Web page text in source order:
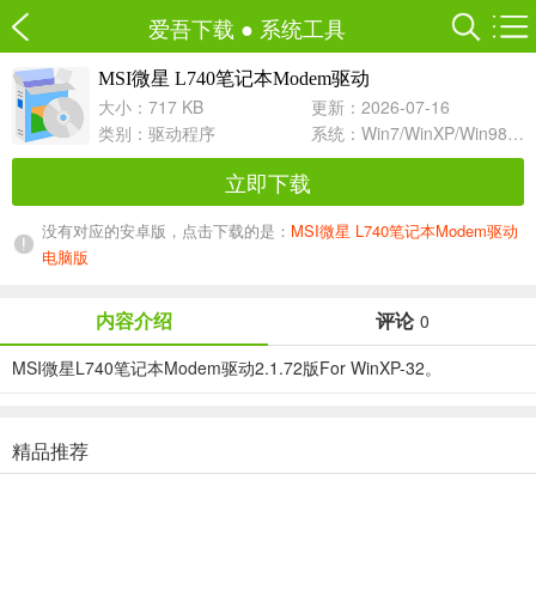
爱吾下载 ● 系统工具
MSI微星 L740笔记本Modem驱动
2.1.72 For WinXP-32
大小：717 KB
更新：2026-07-16
类别： 驱动程序 系统：Win7/WinXP/Win98/Win8/Win10兼容软件
立即下载
没有对应的安卓版，点击下载的是： MSI微星 L740笔记本Modem驱动
电脑版
内容介绍 评论 0
MSI微星L740笔记本Modem驱动2.1.72版For WinXP-32。
精品推荐